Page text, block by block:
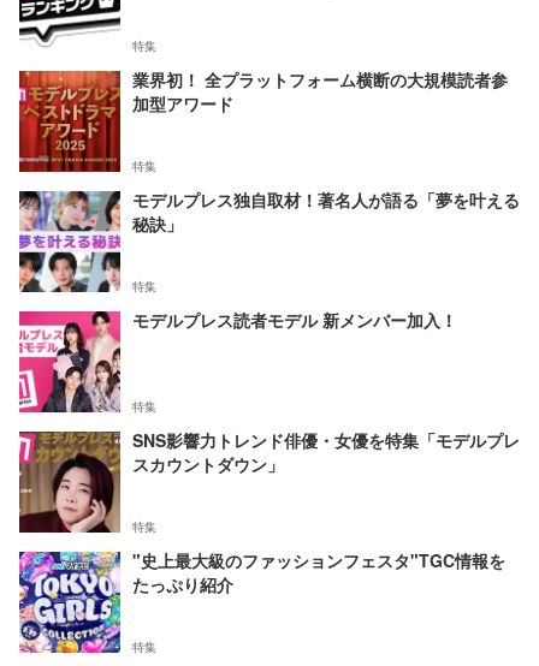
特集
業界初！ 全プラットフォーム横断の大規模読者参
加型アワード
特集
モデルプレス独自取材！著名人が語る「夢を叶える
秘訣」
特集
モデルプレス読者モデル 新メンバー加入！
特集
SNS影響力トレンド俳優・女優を特集「モデルプレ
スカウントダウン」
特集
"史上最大級のファッションフェスタ"TGC情報を
たっぷり紹介
特集